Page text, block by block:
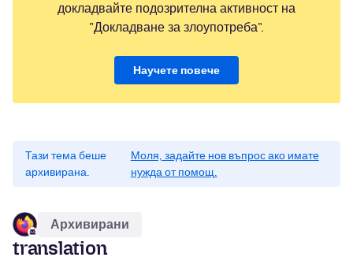
докладвайте подозрителна активност на
"Докладване за злоупотреба".
Научете повече
Тази тема беше
архивирана.
Моля, задайте нов въпрос ако имате
нужда от помощ.
Архивирани
translation